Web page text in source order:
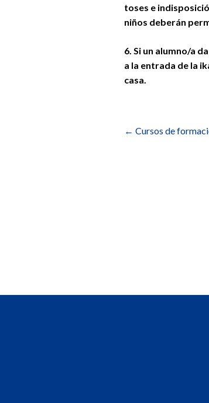
toses e
niños deberán
6. Si un alumno/a
a la entrada de la
casa.
de
← Cursos de